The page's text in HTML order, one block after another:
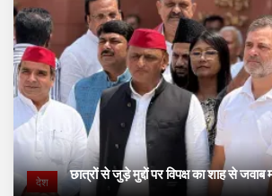
देश छात्रों से जुड़े मुद्दों पर विपक्ष का शाह से जवाब